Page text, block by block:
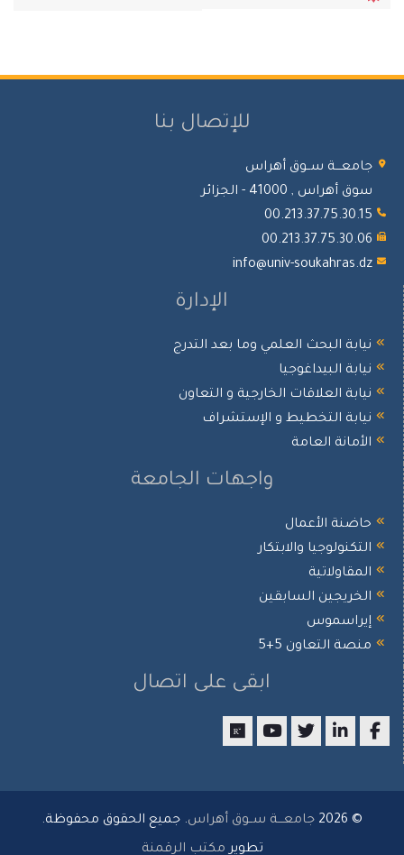
للإتصال بنا
جامعـــة ســوق أهراس
سوق أهراس , 41000 - الجزائر
00.213.37.75.30.15
00.213.37.75.30.06
info@univ-soukahras.dz
الإدارة
نيابة البحث العلمي وما بعد التدرج
نيابة البيداغوجيا
نيابة العلاقات الخارجية و التعاون
نيابة التخطيط و الإستشراف
الأمانة العامة
واجهات الجامعة
حاضنة الأعمال
التكنولوجيا والابتكار
المقاولاتية
الخريجين السابقين
إيراسموس
منصة التعاون 5+5
ابقى على اتصال
© 2026 جامعـــة ســوق أهراس. جميع الحقوق محفوظة.
تطوير مكتب الرقمنة